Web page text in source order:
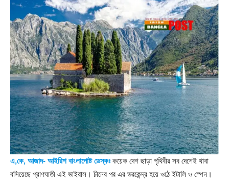
এ,কে, আজাদ- আইরিশ বাংলাপোষ্ট ডেস্কঃ কয়েক দেশ ছাড়া পৃথিবীর সব দেশেই থাবা
বসিয়েছে প্রাণঘাতী এই ভাইরাস। চীনের পর এর ভরকেন্দ্র হয়ে ওঠে ইটালি ও স্পেন।